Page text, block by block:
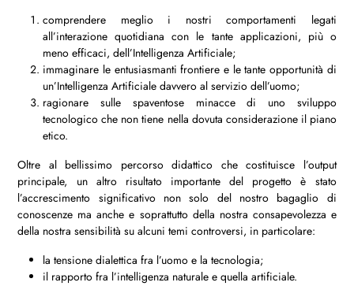
comprendere meglio i nostri comportamenti legati
all’interazione quotidiana con le tante applicazioni, più o
meno efficaci, dell’Intelligenza Artificiale;
immaginare le entusiasmanti frontiere e le tante opportunità di
un’Intelligenza Artificiale davvero al servizio dell’uomo;
ragionare sulle spaventose minacce di uno sviluppo
tecnologico che non tiene nella dovuta considerazione il piano
etico.
Oltre al bellissimo percorso didattico che costituisce l’output
principale, un altro risultato importante del progetto è stato
l’accrescimento significativo non solo del nostro bagaglio di
conoscenze ma anche e soprattutto della nostra consapevolezza e
della nostra sensibilità su alcuni temi controversi, in particolare:
la tensione dialettica fra l’uomo e la tecnologia;
il rapporto fra l’intelligenza naturale e quella artificiale.